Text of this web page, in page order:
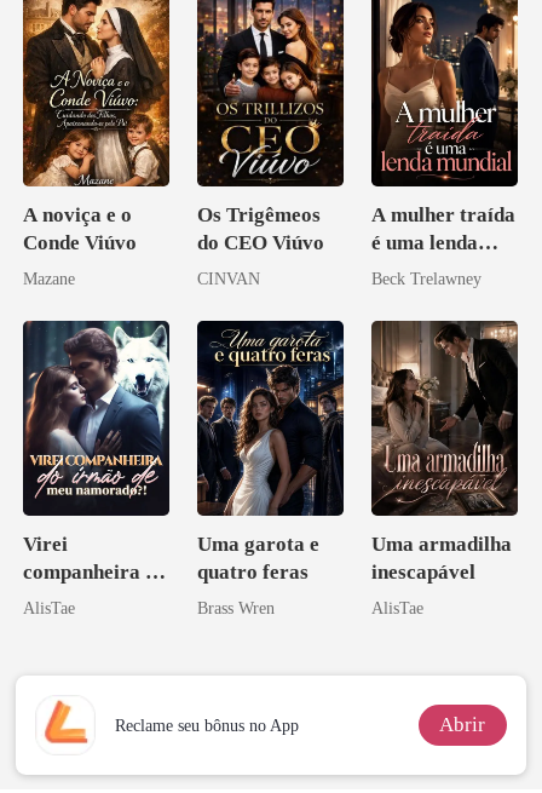
A noviça e o
Conde Viúvo
Mazane
Os Trigêmeos
do CEO Viúvo
CINVAN
A mulher traída
é uma lenda
mundial
Beck Trelawney
Virei
companheira do
irmão de meu
AlisTae
Uma garota e
quatro feras
Brass Wren
Uma armadilha
inescapável
AlisTae
Reclame seu bônus no App Abrir